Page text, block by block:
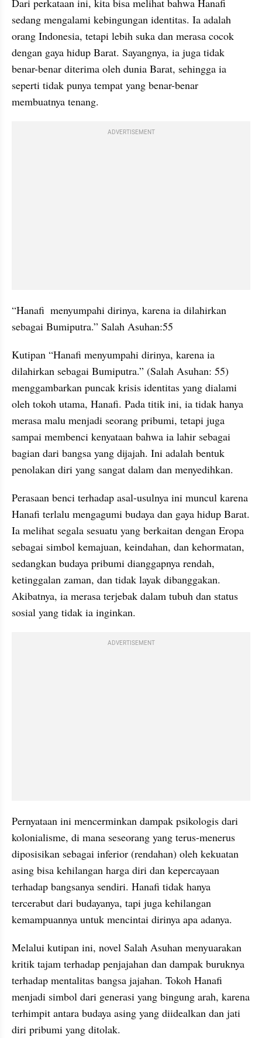
Dari perkataan ini, kita bisa melihat bahwa Hanafi
sedang mengalami kebingungan identitas. Ia adalah
orang Indonesia, tetapi lebih suka dan merasa cocok
dengan gaya hidup Barat. Sayangnya, ia juga tidak
benar-benar diterima oleh dunia Barat, sehingga ia
seperti tidak punya tempat yang benar-benar
membuatnya tenang.
ADVERTISEMENT
“Hanafi  menyumpahi dirinya, karena ia dilahirkan
sebagai Bumiputra.” Salah Asuhan:55
Kutipan “Hanafi menyumpahi dirinya, karena ia
dilahirkan sebagai Bumiputra.” (Salah Asuhan: 55)
menggambarkan puncak krisis identitas yang dialami
oleh tokoh utama, Hanafi. Pada titik ini, ia tidak hanya
merasa malu menjadi seorang pribumi, tetapi juga
sampai membenci kenyataan bahwa ia lahir sebagai
bagian dari bangsa yang dijajah. Ini adalah bentuk
penolakan diri yang sangat dalam dan menyedihkan.
Perasaan benci terhadap asal-usulnya ini muncul karena
Hanafi terlalu mengagumi budaya dan gaya hidup Barat.
Ia melihat segala sesuatu yang berkaitan dengan Eropa
sebagai simbol kemajuan, keindahan, dan kehormatan,
sedangkan budaya pribumi dianggapnya rendah,
ketinggalan zaman, dan tidak layak dibanggakan.
Akibatnya, ia merasa terjebak dalam tubuh dan status
sosial yang tidak ia inginkan.
ADVERTISEMENT
Pernyataan ini mencerminkan dampak psikologis dari
kolonialisme, di mana seseorang yang terus-menerus
diposisikan sebagai inferior (rendahan) oleh kekuatan
asing bisa kehilangan harga diri dan kepercayaan
terhadap bangsanya sendiri. Hanafi tidak hanya
tercerabut dari budayanya, tapi juga kehilangan
kemampuannya untuk mencintai dirinya apa adanya.
Melalui kutipan ini, novel Salah Asuhan menyuarakan
kritik tajam terhadap penjajahan dan dampak buruknya
terhadap mentalitas bangsa jajahan. Tokoh Hanafi
menjadi simbol dari generasi yang bingung arah, karena
terhimpit antara budaya asing yang diidealkan dan jati
diri pribumi yang ditolak.